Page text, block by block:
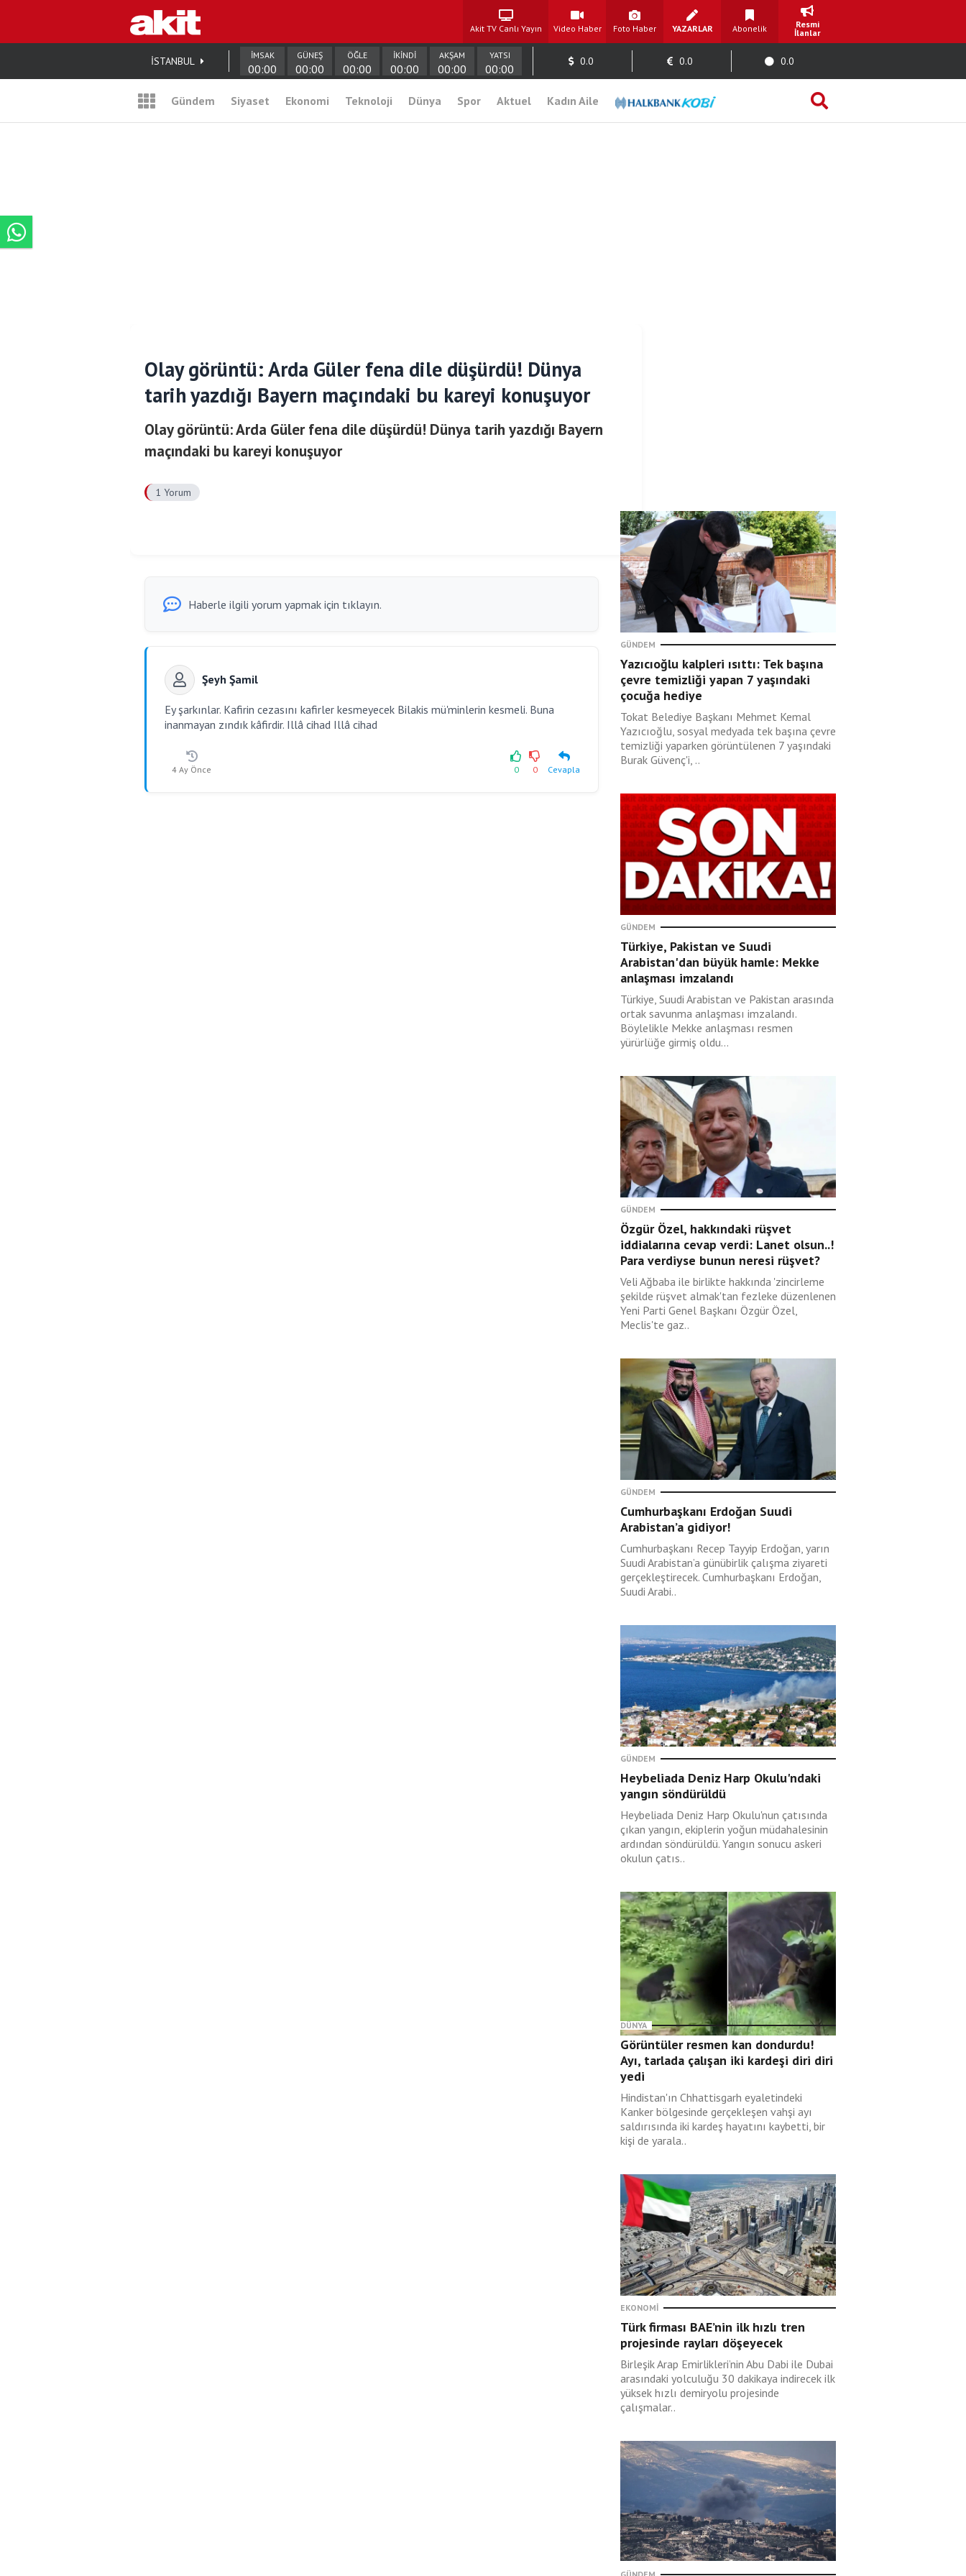
Akit TV Canlı Yayın Video Haber Foto Haber YAZARLAR Abonelik
Resmi
İlanlar
İSTANBUL İMSAK
00:00
GÜNEŞ
00:00
ÖĞLE
00:00
İKİNDİ
00:00
AKŞAM
00:00
YATSI
00:00
0.0 0.0 0.0
Gündem Siyaset Ekonomi Teknoloji Dünya Spor Aktuel Kadın Aile
Olay görüntü: Arda Güler fena dile düşürdü! Dünya
tarih yazdığı Bayern maçındaki bu kareyi konuşuyor
Olay görüntü: Arda Güler fena dile düşürdü! Dünya tarih yazdığı Bayern
maçındaki bu kareyi konuşuyor
1 Yorum
Haberle ilgili yorum yapmak için tıklayın.
Şeyh Şamil
Ey şarkınlar. Kafirin cezasını kafirler kesmeyecek Bilakis mü'minlerin kesmeli. Buna
inanmayan zındık kâfirdir. Illâ cihad Illâ cihad
4 Ay Önce 0 0 Cevapla
GÜNDEM
Yazıcıoğlu kalpleri ısıttı: Tek başına
çevre temizliği yapan 7 yaşındaki
çocuğa hediye
Tokat Belediye Başkanı Mehmet Kemal
Yazıcıoğlu, sosyal medyada tek başına çevre
temizliği yaparken görüntülenen 7 yaşındaki
Burak Güvenç'i, ..
GÜNDEM
Türkiye, Pakistan ve Suudi
Arabistan'dan büyük hamle: Mekke
anlaşması imzalandı
Türkiye, Suudi Arabistan ve Pakistan arasında
ortak savunma anlaşması imzalandı.
Böylelikle Mekke anlaşması resmen
yürürlüğe girmiş oldu...
GÜNDEM
Özgür Özel, hakkındaki rüşvet
iddialarına cevap verdi: Lanet olsun..!
Para verdiyse bunun neresi rüşvet?
Veli Ağbaba ile birlikte hakkında 'zincirleme
şekilde rüşvet almak'tan fezleke düzenlenen
Yeni Parti Genel Başkanı Özgür Özel,
Meclis'te gaz..
GÜNDEM
Cumhurbaşkanı Erdoğan Suudi
Arabistan’a gidiyor!
Cumhurbaşkanı Recep Tayyip Erdoğan, yarın
Suudi Arabistan’a günübirlik çalışma ziyareti
gerçekleştirecek. Cumhurbaşkanı Erdoğan,
Suudi Arabi..
GÜNDEM
Heybeliada Deniz Harp Okulu'ndaki
yangın söndürüldü
Heybeliada Deniz Harp Okulu'nun çatısında
çıkan yangın, ekiplerin yoğun müdahalesinin
ardından söndürüldü. Yangın sonucu askeri
okulun çatıs..
DÜNYA
Görüntüler resmen kan dondurdu!
Ayı, tarlada çalışan iki kardeşi diri diri
yedi
Hindistan'ın Chhattisgarh eyaletindeki
Kanker bölgesinde gerçekleşen vahşi ayı
saldırısında iki kardeş hayatını kaybetti, bir
kişi de yarala..
EKONOMI
Türk firması BAE’nin ilk hızlı tren
projesinde rayları döşeyecek
Birleşik Arap Emirlikleri’nin Abu Dabi ile Dubai
arasındaki yolculuğu 30 dakikaya indirecek ilk
yüksek hızlı demiryolu projesinde
çalışmalar..